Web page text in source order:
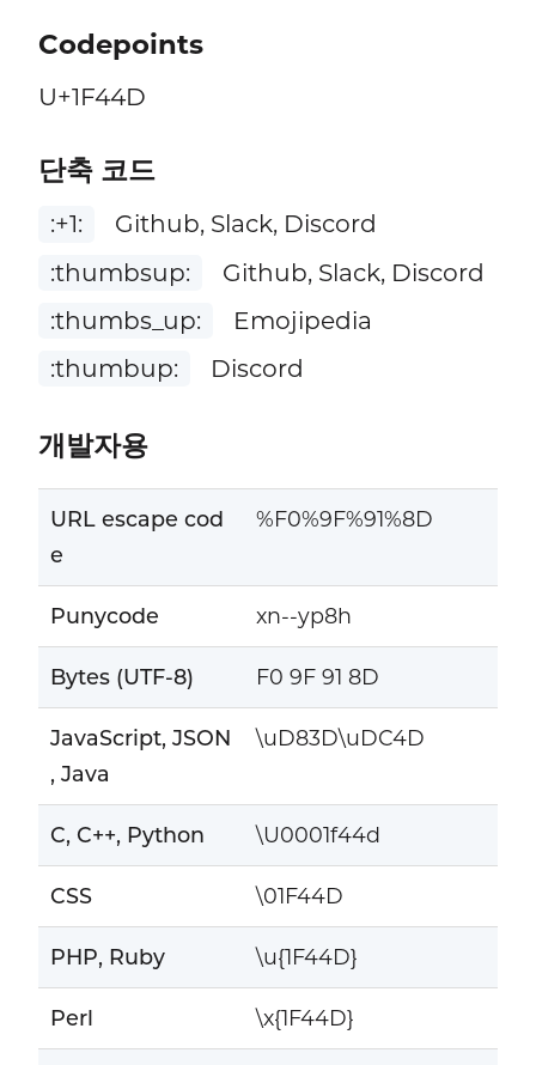
Codepoints
U+1F44D
단축 코드
:+1:
Github, Slack, Discord
:thumbsup:
Github, Slack, Discord
:thumbs_up:
Emojipedia
:thumbup:
Discord
개발자용
URL escape cod
e
%F0%9F%91%8D
Punycode xn--yp8h
Bytes (UTF-8) F0 9F 91 8D
JavaScript, JSON
, Java
\uD83D\uDC4D
C, C++, Python \U0001f44d
CSS \01F44D
PHP, Ruby \u{1F44D}
Perl \x{1F44D}